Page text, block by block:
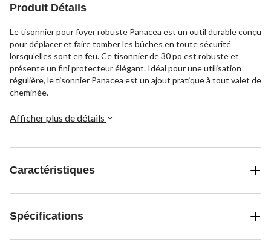
Produit Détails
Le tisonnier pour foyer robuste Panacea est un outil durable conçu
pour déplacer et faire tomber les bûches en toute sécurité
lorsqu'elles sont en feu. Ce tisonnier de 30 po est robuste et
présente un fini protecteur élégant. Idéal pour une utilisation
régulière, le tisonnier Panacea est un ajout pratique à tout valet de
cheminée.
Afficher plus de détails
Caractéristiques
Spécifications